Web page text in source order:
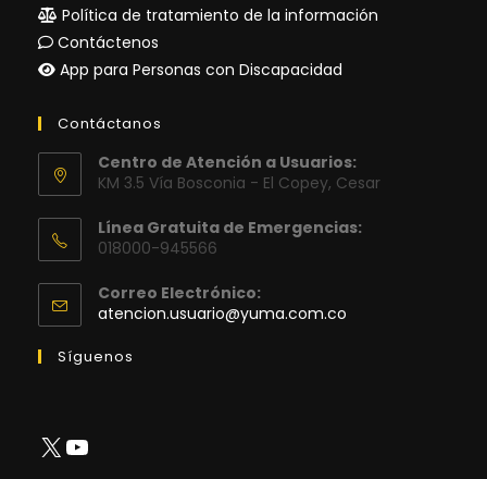
Política de tratamiento de la información
Contáctenos
App para Personas con Discapacidad
Contáctanos
Centro de Atención a Usuarios:
KM 3.5 Vía Bosconia - El Copey, Cesar
Línea Gratuita de Emergencias:
018000-945566
Correo Electrónico:
atencion.usuario@yuma.com.co
Síguenos
X YouTube